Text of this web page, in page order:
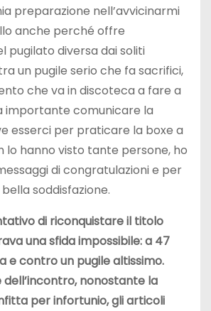
preparazione nell’avvicinarmi
anche perché offre
pugilato diversa dai soliti
un pugile serio che fa sacrifici,
che va in discoteca a fare a
importante comunicare la
esserci per praticare la boxe a
lo hanno visto tante persone, ho
di congratulazioni e per
soddisfazione.
di riconquistare il titolo
una sfida impossibile: a 47
e contro un pugile altissimo.
dell’incontro, nonostante la
per infortunio, gli articoli